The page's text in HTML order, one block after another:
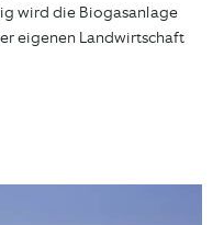
wird die Biogasanlage
eigenen Landwirtschaft